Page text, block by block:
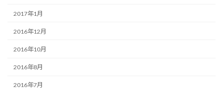
2017年1月
2016年12月
2016年10月
2016年8月
2016年7月